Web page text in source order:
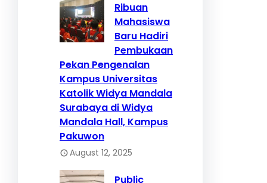
Ribuan
Mahasiswa
Baru Hadiri
Pembukaan
Pekan Pengenalan
Kampus Universitas
Katolik Widya Mandala
Surabaya di Widya
Mandala Hall, Kampus
Pakuwon
August 12, 2025
Public